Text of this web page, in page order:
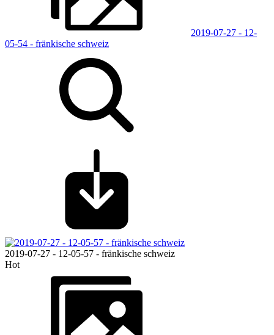
2019-07-27 - 12-
05-54 - fränkische schweiz
2019-07-27 - 12-05-57 - fränkische schweiz
Hot